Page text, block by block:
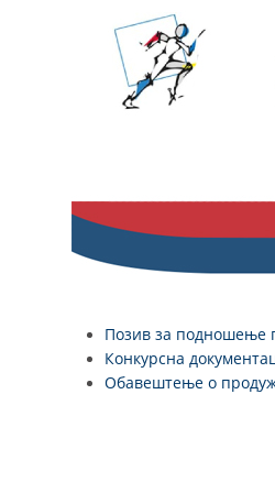
Позив за подношење
Конкурсна
Обавештење о